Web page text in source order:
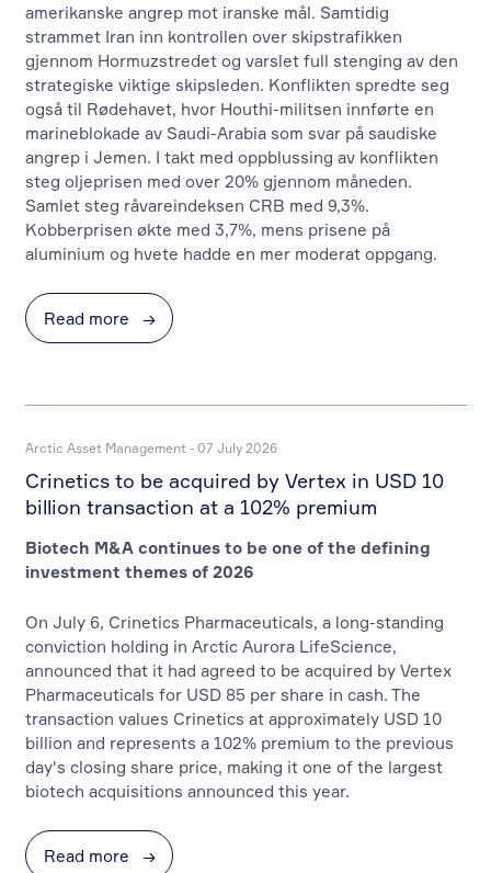
amerikanske angrep mot iranske mål. Samtidig
strammet Iran inn kontrollen over skipstrafikken
gjennom Hormuzstredet og varslet full stenging av den
strategiske viktige skipsleden. Konflikten spredte seg
også til Rødehavet, hvor Houthi-militsen innførte en
marineblokade av Saudi-Arabia som svar på saudiske
angrep i Jemen. I takt med oppblussing av konflikten
steg oljeprisen med over 20% gjennom måneden.
Samlet steg råvareindeksen CRB med 9,3%.
Kobberprisen økte med 3,7%, mens prisene på
aluminium og hvete hadde en mer moderat oppgang.
Read more →
Arctic Asset Management - 07 July 2026
Crinetics to be acquired by Vertex in USD 10
billion transaction at a 102% premium
Biotech M&A continues to be one of the defining
investment themes of 2026
On July 6, Crinetics Pharmaceuticals, a long-standing
conviction holding in Arctic Aurora LifeScience,
announced that it had agreed to be acquired by Vertex
Pharmaceuticals for USD 85 per share in cash. The
transaction values Crinetics at approximately USD 10
billion and represents a 102% premium to the previous
day's closing share price, making it one of the largest
biotech acquisitions announced this year.
Read more →